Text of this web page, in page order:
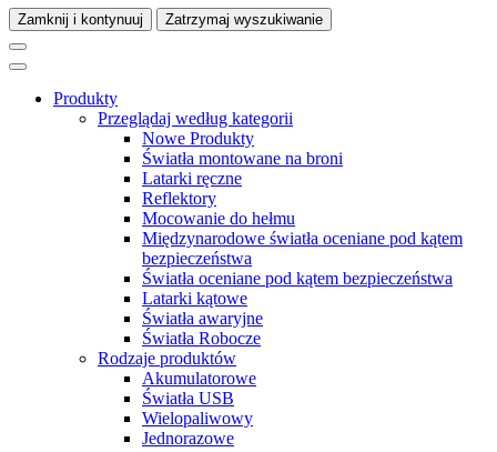
Zamknij i kontynuuj Zatrzymaj wyszukiwanie
Produkty
Przeglądaj według kategorii
Nowe Produkty
Światła montowane na broni
Latarki ręczne
Reflektory
Mocowanie do hełmu
Międzynarodowe światła oceniane pod kątem
bezpieczeństwa
Światła oceniane pod kątem bezpieczeństwa
Latarki kątowe
Światła awaryjne
Światła Robocze
Rodzaje produktów
Akumulatorowe
Światła USB
Wielopaliwowy
Jednorazowe